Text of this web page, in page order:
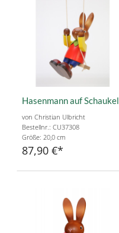
Hasenmann auf Schaukel
von Christian Ulbricht
Bestellnr.: CU37308
Größe: 20,0 cm
87,90 €